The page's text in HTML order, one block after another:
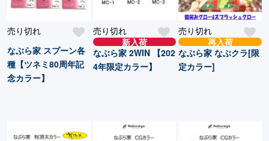
売り切れ
なぶら家 スプーン各
種【ツネミ80周年記
念カラー】
売り切れ
新入荷
なぶら家 2WIN 【202
4年限定カラー】
売り切れ
再入荷
なぶら家 なぶクラ[限
定カラー]